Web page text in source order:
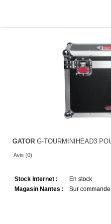
GATOR G-TOURMINIHEAD3
Avis (0)
Stock Internet :
En stock
Magasin Nantes :
Sur commande